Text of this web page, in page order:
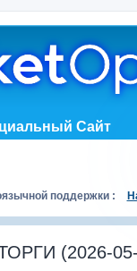
Сайт
поддержки :
(2026-05-